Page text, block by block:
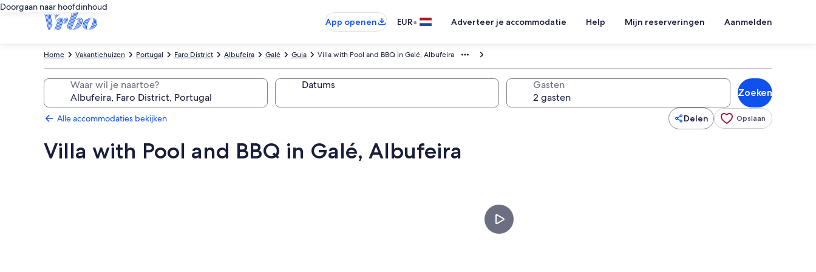
Doorgaan naar hoofdinhoud
App openen
EUR• Adverteer je accommodatie Help Mijn reserveringen Aanmelden
Villa with Pool and BBQ in Galé, Albufeira
Guia
Galé
Albufeira
Faro District
Portugal
Vakantiehuizen
Home
Waar wil je naartoe? Datums Gasten
Zoeken
Alle accommodaties bekijken Delen Opslaan
Villa with Pool and BBQ in Galé, Albufeira